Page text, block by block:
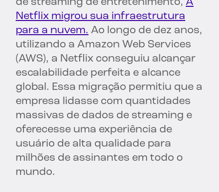
Netflix migrou sua infraestrutura
para a nuvem. Ao longo de dez anos,
utilizando a Amazon Web Services
(AWS), a Netflix conseguiu alcançar
escalabilidade perfeita e alcance
global. Essa migração permitiu que a
empresa lidasse com quantidades
massivas de dados de streaming e
oferecesse uma experiência de
usuário de alta qualidade para
milhões de assinantes em todo o
mundo.